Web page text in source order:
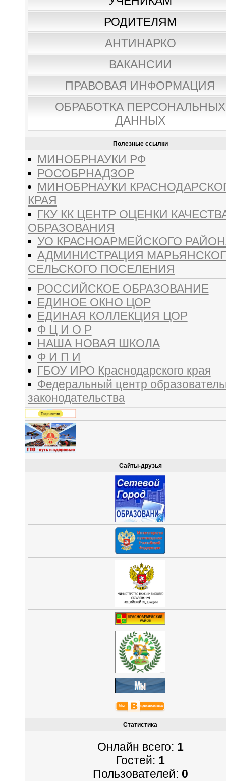
РОДИТЕЛЯМ
АНТИНАРКО
ВАКАНСИИ
ПРАВОВАЯ ИНФОРМАЦИЯ
ОБРАБОТКА ПЕРСОНАЛЬНЫХ
ДАННЫХ
Полезные ссылки
МИНОБРНАУКИ РФ
РОСОБРНАДЗОР
МИНОБРНАУКИ
КРАЯ
ГКУ КК ЦЕНТР ОЦЕНКИ
ОБРАЗОВАНИЯ
УО КРАСНОАРМЕЙСКОГО
АДМИНИСТРАЦИЯ
СЕЛЬСКОГО ПОСЕЛЕНИЯ
РОССИЙСКОЕ ОБРАЗОВАНИЕ
ЕДИНОЕ ОКНО ЦОР
ЕДИНАЯ КОЛЛЕКЦИЯ ЦОР
Ф Ц И О Р
НАША НОВАЯ ШКОЛА
Ф И П И
ГБОУ ИРО Краснодарского края
Федеральный центр
законодательства
Сайты-друзья
Статистика
Онлайн всего: 1
Гостей: 1
Пользователей: 0